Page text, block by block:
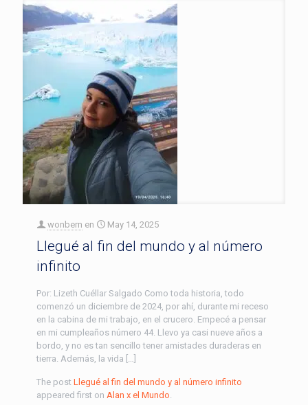
wonbern en May 14, 2025
Llegué al fin del mundo y al número
infinito
Por: Lizeth Cuéllar Salgado Como toda historia, todo
comenzó un diciembre de 2024, por ahí, durante mi receso
en la cabina de mi trabajo, en el crucero. Empecé a pensar
en mi cumpleaños número 44. Llevo ya casi nueve años a
bordo, y no es tan sencillo tener amistades duraderas en
tierra. Además, la vida […]
The post Llegué al fin del mundo y al número infinito
appeared first on Alan x el Mundo.